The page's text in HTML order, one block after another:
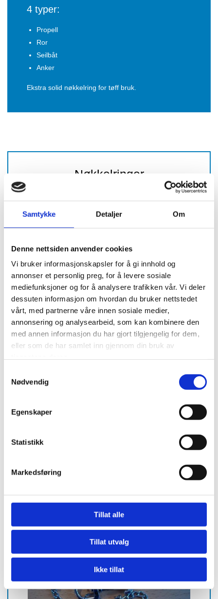
Samtykke Detaljer Om
Denne nettsiden anvender cookies
Vi bruker informasjonskapsler for å gi innhold og
annonser et personlig preg, for å levere sosiale
mediefunksjoner og for å analysere trafikken vår. Vi deler
dessuten informasjon om hvordan du bruker nettstedet
vårt, med partnerne våre innen sosiale medier,
annonsering og analysearbeid, som kan kombinere den
med annen informasjon du har gjort tilgjengelig for dem,
eller som de har samlet inn gjennom din bruk av
Nødvendig
Egenskaper
Statistikk
Markedsføring
Tillat alle
Tillat utvalg
Ikke tillat
4 typer:
Propell
Ror
Seilbåt
Anker
Ekstra solid nøkkelring for tøff bruk.
Nøkkelringer
EP23 og EP24
Eske à 100 stk
Nøkkelkjede med karabinkrok 65